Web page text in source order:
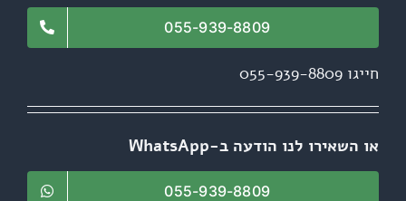
055-939-8809
חייגו 055-939-8809
או השאירו לנו הודעה ב-WhatsApp
055-939-8809